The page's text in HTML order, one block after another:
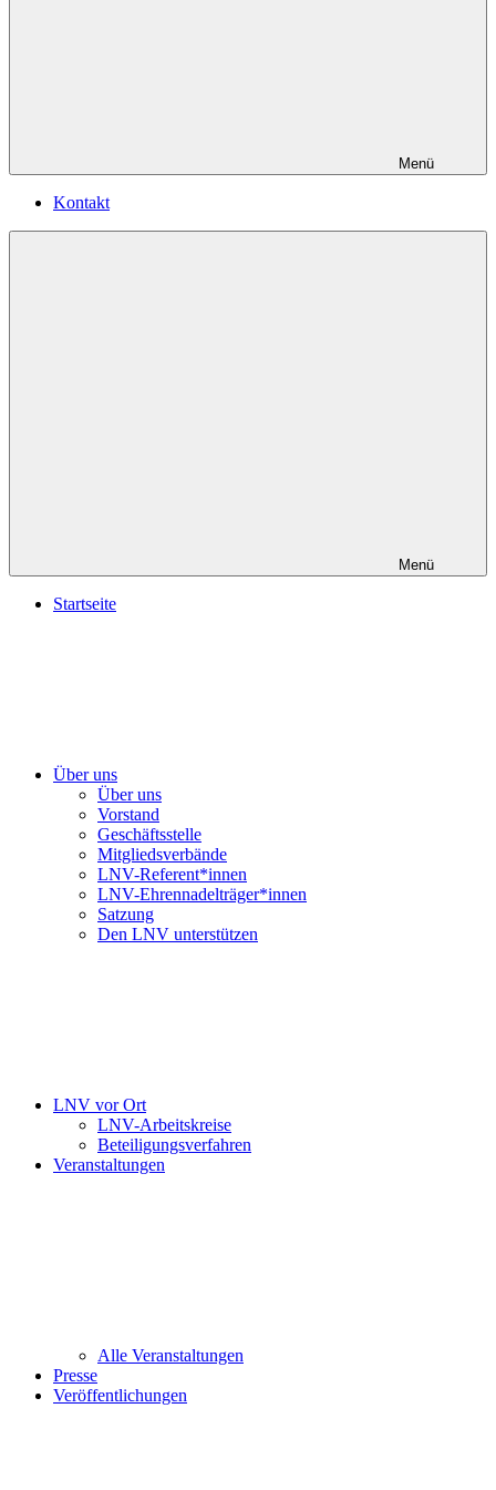
Menü
Kontakt
Menü
Startseite
Über uns
Über uns
Vorstand
Geschäftsstelle
Mitgliedsverbände
LNV-Referent*innen
LNV-Ehrennadelträger*innen
Satzung
Den LNV unterstützen
LNV vor Ort
LNV-Arbeitskreise
Beteiligungsverfahren
Veranstaltungen
Alle Veranstaltungen
Presse
Veröffentlichungen